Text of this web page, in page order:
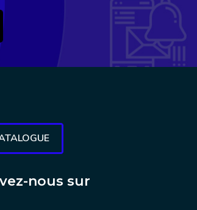
nous sur